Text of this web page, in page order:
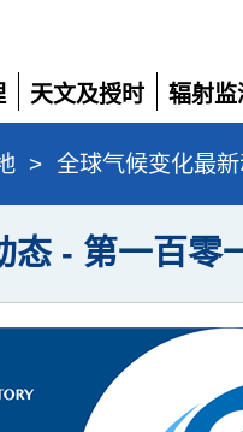
天文及授时
展
开
辐射监
展
开
> 全球气候变化最
态 - 第一百零